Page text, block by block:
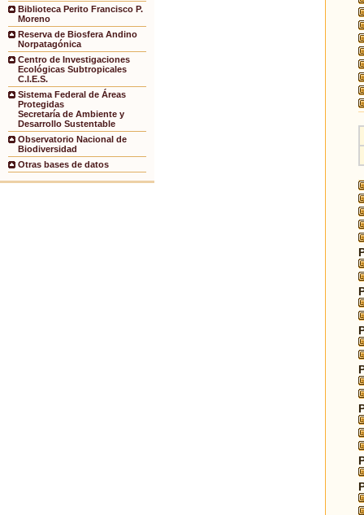
Biblioteca Perito Francisco P.
Moreno
Reserva de Biosfera Andino
Norpatagónica
Centro de Investigaciones
Ecológicas Subtropicales
C.I.E.S.
Sistema Federal de Áreas
Protegidas
Secretaría de Ambiente y
Desarrollo Sustentable
Observatorio Nacional de
Biodiversidad
Otras bases de datos